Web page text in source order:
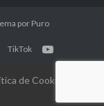
por Puro
TikTok
de Cookies